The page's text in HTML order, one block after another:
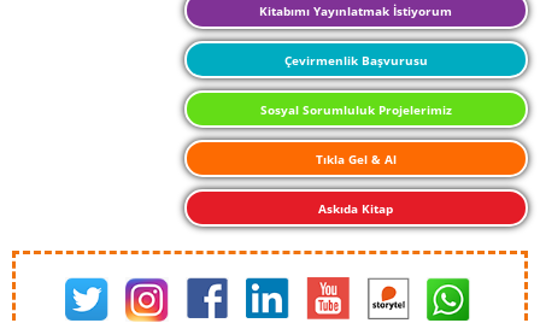
Kitabımı Yayınlatmak İstiyorum
Çevirmenlik Başvurusu
Sosyal Sorumluluk Projelerimiz
Tıkla Gel & Al
Askıda Kitap